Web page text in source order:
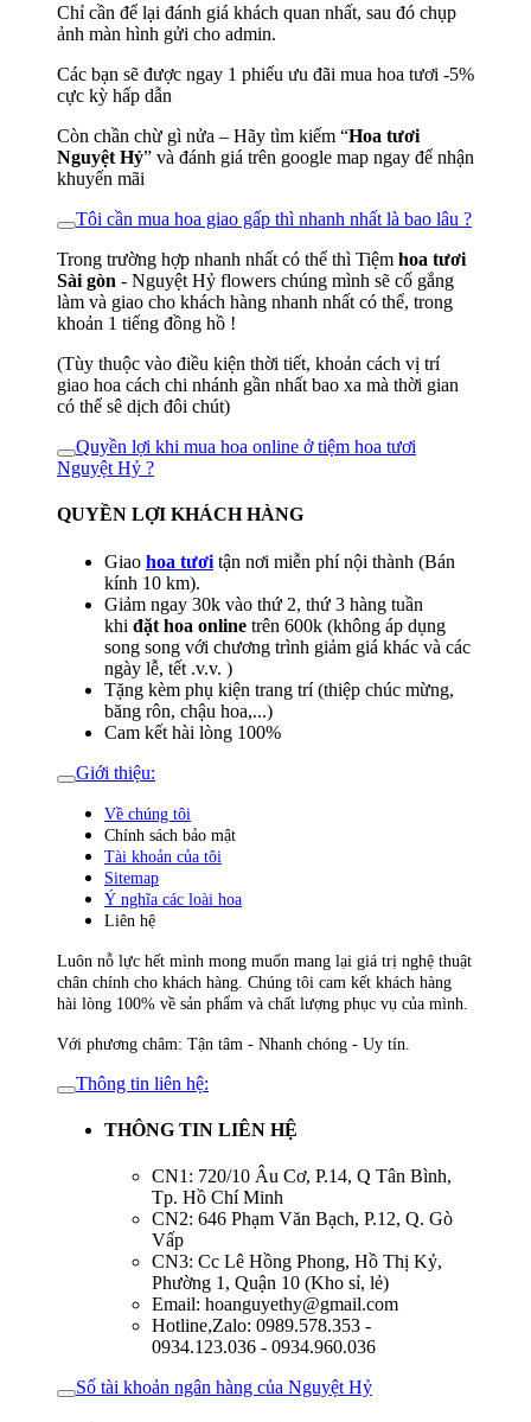
Chỉ cần để lại đánh giá khách quan nhất, sau đó chụp
ảnh màn hình gửi cho admin.
Các bạn sẽ được ngay 1 phiếu ưu đãi mua hoa tươi -5%
cực kỳ hấp dẫn
Còn chần chừ gì nửa – Hãy tìm kiếm “Hoa tươi
Nguyệt Hỷ” và đánh giá trên google map ngay để nhận
khuyến mãi
Tôi cần mua hoa giao gấp thì nhanh nhất là bao lâu ?
Trong trường hợp nhanh nhất có thể thì Tiệm hoa tươi
Sài gòn - Nguyệt Hỷ flowers chúng mình sẽ cố gắng
làm và giao cho khách hàng nhanh nhất có thể, trong
khoản 1 tiếng đồng hồ !
(Tùy thuộc vào điều kiện thời tiết, khoản cách vị trí
giao hoa cách chi nhánh gần nhất bao xa mà thời gian
có thể sê dịch đôi chút)
Quyền lợi khi mua hoa online ở tiệm hoa tươi
Nguyệt Hỷ ?
QUYỀN LỢI KHÁCH HÀNG
Giao hoa tươi tận nơi miễn phí nội thành (Bán
kính 10 km).
Giảm ngay 30k vào thứ 2, thứ 3 hàng tuần
khi đặt hoa online trên 600k (không áp dụng
song song với chương trình giảm giá khác và các
ngày lễ, tết .v.v. )
Tặng kèm phụ kiện trang trí (thiệp chúc mừng,
băng rôn, chậu hoa,...)
Cam kết hài lòng 100%
Giới thiệu:
Về chúng tôi
Chính sách bảo mật
Tài khoản của tôi
Sitemap
Ý nghĩa các loài hoa
Liên hệ
Luôn nỗ lực hết mình mong muốn mang lại giá trị nghệ thuật
chân chính cho khách hàng. Chúng tôi cam kết khách hàng
hài lòng 100% về sản phẩm và chất lượng phục vụ của mình.
Với phương châm: Tận tâm - Nhanh chóng - Uy tín.
Thông tin liên hệ:
THÔNG TIN LIÊN HỆ
CN1: 720/10 Âu Cơ, P.14, Q Tân Bình,
Tp. Hồ Chí Minh
CN2: 646 Phạm Văn Bạch, P.12, Q. Gò
Vấp
CN3: Cc Lê Hồng Phong, Hồ Thị Kỷ,
Phường 1, Quận 10 (Kho sỉ, lẻ)
Email: hoanguyethy@gmail.com
Hotline,Zalo: 0989.578.353 -
0934.123.036 - 0934.960.036
Số tài khoản ngân hàng của Nguyệt Hỷ